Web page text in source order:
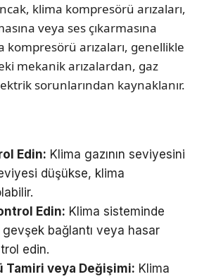
klima kompresörü arızaları,
veya ses çıkarmasına
kompresörü arızaları, genellikle
mekanik arızalardan, gaz
sorunlarından kaynaklanır.
Edin: Klima gazının seviyesini
düşükse, klima
Edin: Klima sisteminde
gevşek bağlantı veya hasar
edin.
Tamiri veya Değişimi: Klima